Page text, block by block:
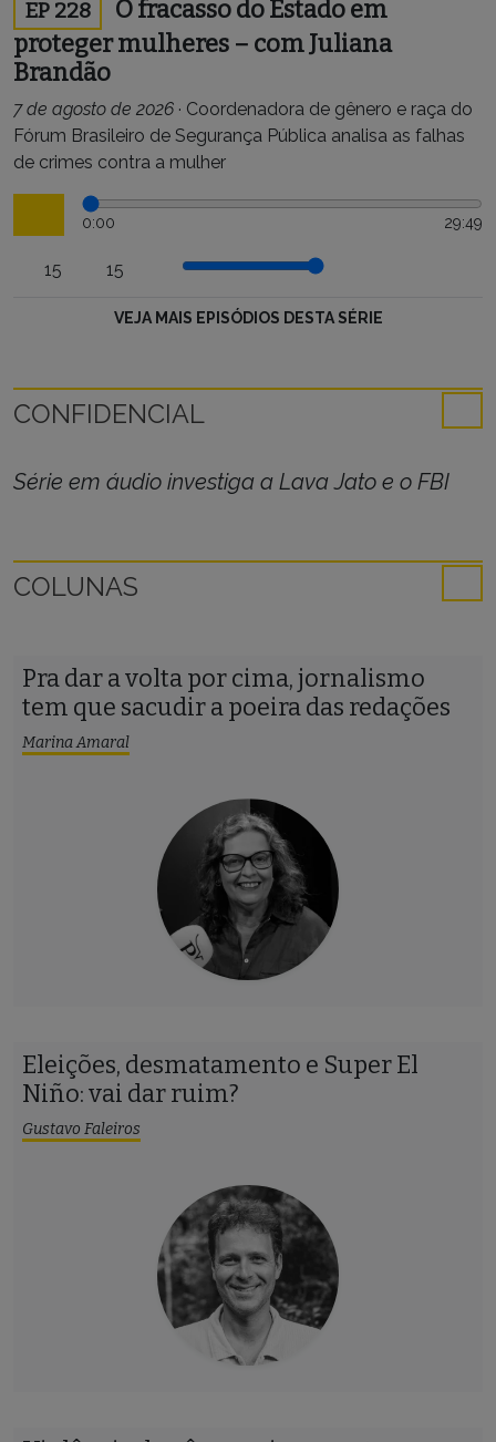
EP 228
O fracasso do Estado em
proteger mulheres – com Juliana
Brandão
7 de agosto de 2026 · Coordenadora de gênero e raça do
Fórum Brasileiro de Segurança Pública analisa as falhas
de crimes contra a mulher
0:00 29:49
15 15
VEJA MAIS EPISÓDIOS DESTA SÉRIE
CONFIDENCIAL
Série em áudio investiga a Lava Jato e o FBI
COLUNAS
Pra dar a volta por cima, jornalismo
tem que sacudir a poeira das redações
Marina Amaral
Eleições, desmatamento e Super El
Niño: vai dar ruim?
Gustavo Faleiros